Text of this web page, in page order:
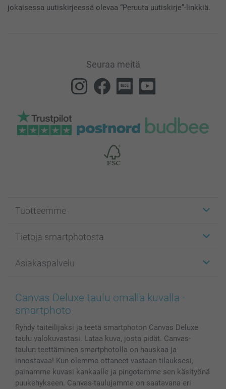
jokaisessa uutiskirjeessä olevaa “Peruuta uutiskirje”-linkkiä.
Seuraa meitä
Tuotteemme
Kuvakortit
Kuvakirjat
Valokuvat, Julisteet & Taskukirjat
Kännykkä & Tabletti
Kuvakalenterit & Päivyrit
Valokuvakehykset & Lisätarvikkeet
Lahjakortti
Kaikki kuvatuotteet
Tietoja smartphotosta
Affiliate ohjelma
Evästekäytäntö
Sivukartta
Investor Relations
Asiakaspalvelu
100% tyytyväisyystakuu
smartbonus
Tilausten tila
Canvas Deluxe taulu omalla kuvalla -
smartphoto
Ryhdy taiteilijaksi ja teetä smartphoton Canvas Deluxe
taulu valokuvastasi. Lataa kuva, josta pidät. Canvas-
taulun teettäminen smartphotolla on hauskaa ja
innostavaa! Kun olemme ottaneet vastaan tilauksesi,
painamme kuvasi kankaalle ja pingotamme sen käsityönä
puukehykseen. Canvas-taulujamme on saatavana eri